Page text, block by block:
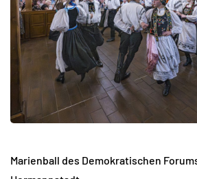
Marienball des Demokratischen